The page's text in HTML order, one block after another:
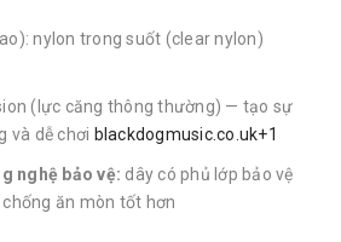
nylon trong suốt (clear nylon)
(lực căng thông thường) — tạo sự
và dễ chơi blackdogmusic.co.uk+1
nghệ bảo vệ: dây có phủ lớp bảo vệ
ăn mòn tốt hơn